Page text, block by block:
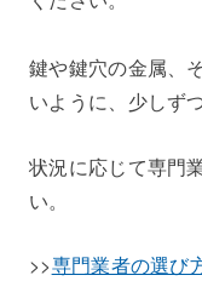
鍵や鍵穴の金属、
いように、少しず
状況に応じて専門
い。
>>専門業者の選び